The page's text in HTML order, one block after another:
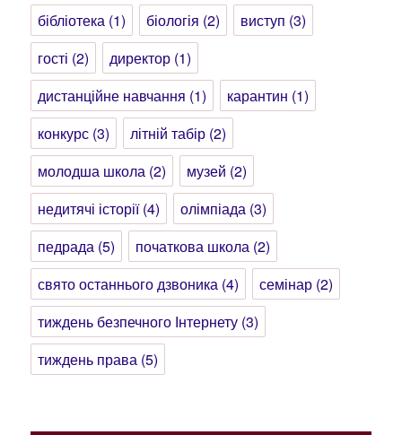
бібліотека (1) біологія (2) виступ (3)
гості (2) директор (1)
дистанційне навчання (1) карантин (1)
конкурс (3) літній табір (2)
молодша школа (2) музей (2)
недитячі історії(4) олімпіада (3)
педрада (5) початкова школа (2)
свято останнього дзвоника (4) семінар (2)
тиждень безпечного Інтернету (3)
тиждень права (5)